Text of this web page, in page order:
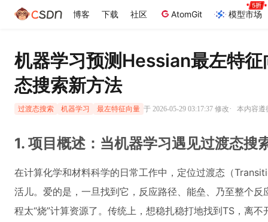
博客 下载 社区 AtomGit 模型市场
机器学习预测Hessian最左特
态搜索新方法
过渡态搜索 机器学习 最左特征向量 于 2026-05-29 03:17:37 修改· 本内容遵
1. 项目概述：当机器学习遇见过渡态搜
在计算化学和材料科学的日常工作中，定位过渡态（
活儿。爱的是，一旦找到它，反应路径、能垒、乃至整个
程太“烧”计算资源了。传统上，想稳扎稳打地找到TS，离